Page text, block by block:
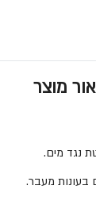
מוצר
בעונות מעבר.